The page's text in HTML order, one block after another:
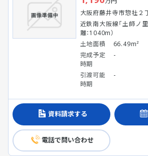
大阪府藤井寺市惣社２
近鉄南大阪線「土師ノ
離：1040m）
土地面積
66.49m²
完成予定
時期
-
引渡可能
時期
-
資料請求する
電話で問い合わせ